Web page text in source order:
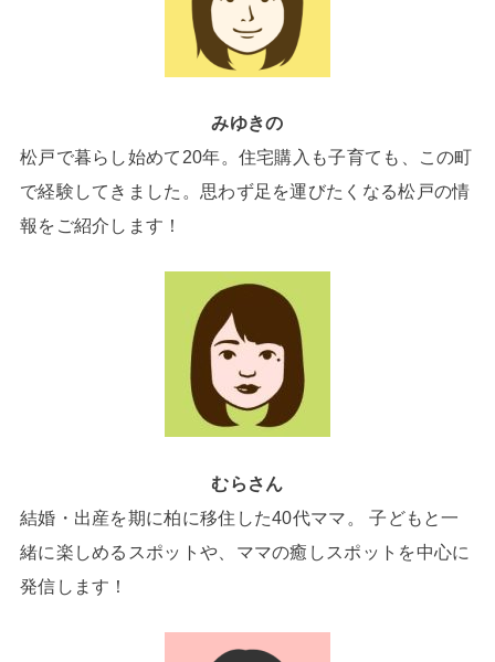
みゆきの
松戸で暮らし始めて20年。住宅購入も子育ても、この町
で経験してきました。思わず足を運びたくなる松戸の情
報をご紹介します！
むらさん
結婚・出産を期に柏に移住した40代ママ。 子どもと一
緒に楽しめるスポットや、ママの癒しスポットを中心に
発信します！